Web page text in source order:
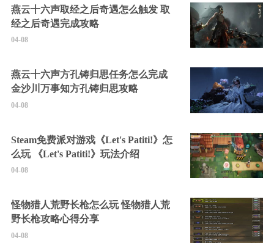
燕云十六声取经之后奇遇怎么触发 取
经之后奇遇完成攻略
04-08
燕云十六声方孔铸归思任务怎么完成
金沙川万事知方孔铸归思攻略
04-08
Steam免费派对游戏《Let's Patiti!》怎
么玩 《Let's Patiti!》玩法介绍
04-08
怪物猎人荒野长枪怎么玩 怪物猎人荒
野长枪攻略心得分享
04-08